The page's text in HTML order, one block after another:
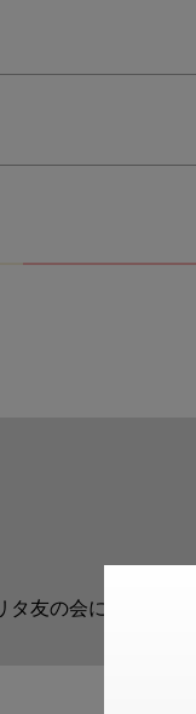
タ友の会に登録いた